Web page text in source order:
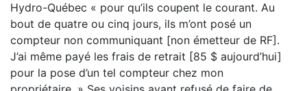
Hydro-Québec « pour qu’ils coupent le courant. Au
bout de quatre ou cinq jours, ils m’ont posé un
compteur non communiquant [non émetteur de RF].
J’ai même payé les frais de retrait [85 $ aujourd’hui]
pour la pose d’un tel compteur chez mon